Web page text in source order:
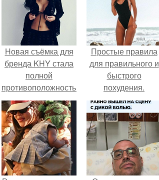
Новая съёмка для
бренда KHY стала
полной
противоположностью
образу, с которым
кайли
ассоциировалась
последние годы.
Простые правила
для правильного и
быстрого
похудения.